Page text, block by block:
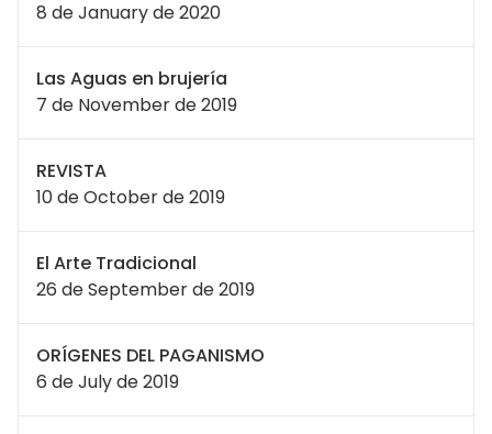
8 de January de 2020
Las Aguas en brujería
7 de November de 2019
REVISTA
10 de October de 2019
El Arte Tradicional
26 de September de 2019
ORÍGENES DEL PAGANISMO
6 de July de 2019